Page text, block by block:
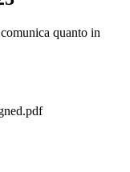
quanto in